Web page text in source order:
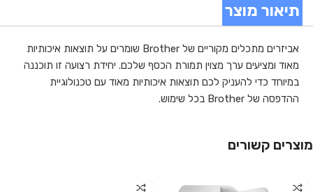
תיאור מוצר
אביזרים מתכלים מקוריים של Brother שומרים על תוצאות איכותיות
מאוד ומציעים ערך מצוין תמורת הכסף שלכם. יחידת רצועה זו תוכננה
במיוחד כדי להעניק לכם תוצאות איכותיות מאוד עם טכנולוגיית
ההדפסה של Brother בכל שימוש.
מוצרים קשורים